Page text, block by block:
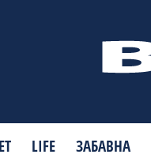
LIFE ЗАБАВНА